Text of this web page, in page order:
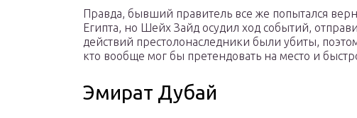
Правда, бывший правитель все же попытался
Египта, но Шейх Зайд осудил ход событий,
действий престолонаследники были убиты,
кто вообще мог бы претендовать на место и
Эмират Дубай